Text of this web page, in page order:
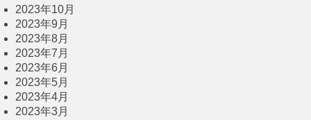
2023年10月
2023年9月
2023年8月
2023年7月
2023年6月
2023年5月
2023年4月
2023年3月